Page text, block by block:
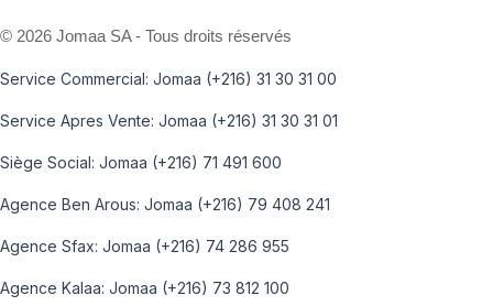
© 2026 Jomaa SA - Tous droits réservés
Service Commercial: Jomaa (+216) 31 30 31 00
Service Apres Vente: Jomaa (+216) 31 30 31 01
Siège Social: Jomaa (+216) 71 491 600
Agence Ben Arous: Jomaa (+216) 79 408 241
Agence Sfax: Jomaa (+216) 74 286 955
Agence Kalaa: Jomaa (+216) 73 812 100